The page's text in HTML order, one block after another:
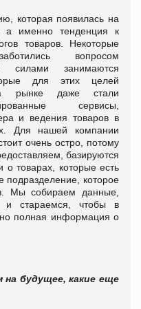
которая появилась на
а именно тенденция к
товаров. Некоторые
вопросом
силами занимаются
для этих целей
рынке даже стали
сервисы,
и ведения товаров в
Для нашей компании
очень остро, потому
базируются
товарах, которые есть
подразделение, которое
Мы собираем данные,
и стараемся, чтобы в
полная информация о
на будущее, какие еще